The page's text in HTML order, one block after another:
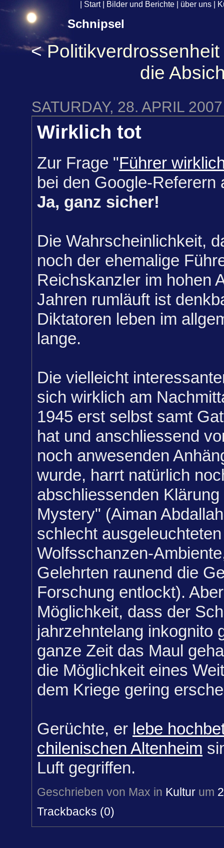
Start| Bilder und Berichte über uns
Schnipsel
< Politikverdrossenheit
die
SATURDAY, 28. APRIL 2007
Wirklich tot
Zur Frage "Führer
bei den Google-Referern
Ja, ganz sicher!
Die Wahrscheinlichkeit,
noch der ehemalige
Reichskanzler im hohen
Jahren rumläuft ist
Diktatoren leben im
lange.
Die vielleicht
sich wirklich am
1945 erst selbst samt
hat und anschliessend
noch anwesenden
wurde, harrt natürlich
abschliessenden
Mystery" (Aiman
schlecht
Wolfsschanzen-
Gelehrten raunend die
Forschung entlockt).
Möglichkeit, dass der
jahrzehntelang inkognito
ganze Zeit das Maul
die Möglichkeit eines
dem Kriege gering
Gerüchte, er lebe
chilenischen Altenheim
Luft gegriffen.
Geschrieben von Max in Kultur um
Trackbacks (0)